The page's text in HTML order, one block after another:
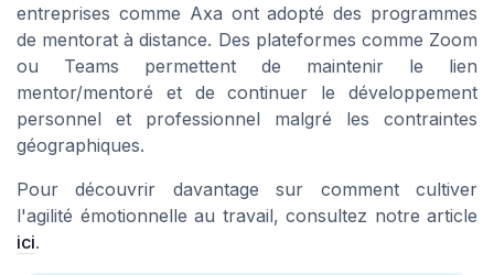
entreprises comme Axa ont adopté des programmes
de mentorat à distance. Des plateformes comme Zoom
ou Teams permettent de maintenir le lien
mentor/mentoré et de continuer le développement
personnel et professionnel malgré les contraintes
géographiques.
Pour découvrir davantage sur comment cultiver
l'agilité émotionnelle au travail, consultez notre article
ici.